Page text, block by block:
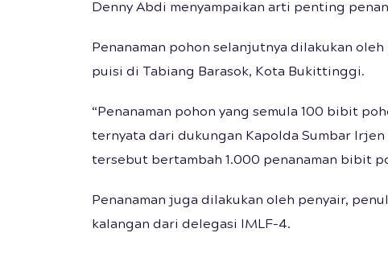
Denny Abdi menyampaikan arti penting
Penanaman pohon selanjutnya dilakukan
puisi di Tabiang Barasok, Kota Bukittinggi.
“Penanaman pohon yang semula 100 bibit
ternyata dari dukungan Kapolda Sumbar Irjen
tersebut bertambah 1.000 penanaman bibit
Penanaman juga dilakukan oleh penyair,
kalangan dari delegasi IMLF-4.